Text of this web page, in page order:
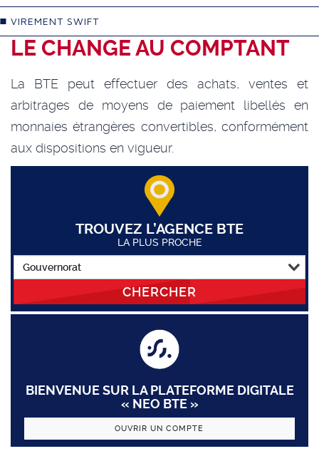
VIREMENT SWIFT
LE CHANGE AU COMPTANT
La BTE peut effectuer des achats, ventes et
arbitrages de moyens de paiement libellés en
monnaies étrangères convertibles, conformément
aux dispositions en vigueur.
TROUVEZ L’AGENCE BTE
LA PLUS PROCHE
CHERCHER
BIENVENUE SUR LA PLATEFORME DIGITALE
« NEO BTE »
OUVRIR UN COMPTE